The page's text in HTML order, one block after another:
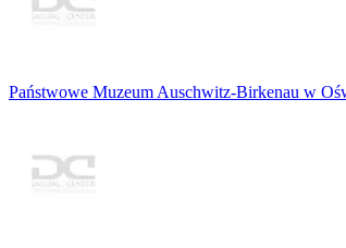
Państwowe Muzeum Auschwitz-Birkenau w